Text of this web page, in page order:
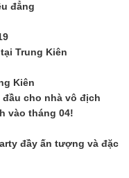
đẳng
Trung Kiên
Kiên
cho nhà vô địch
vào tháng 04!
đầy ấn tượng và đặc